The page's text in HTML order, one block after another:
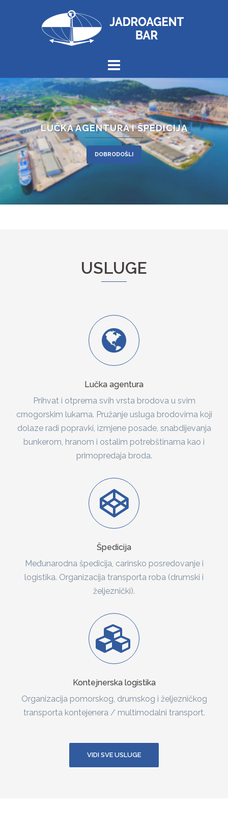
LUČKA AGENTURA I ŠPEDICIJA
DOBRODOŠLI
USLUGE
Lučka agentura
Prihvat i otprema svih vrsta brodova u svim
crnogorskim lukama. Pružanje usluga brodovima koji
dolaze radi popravki, izmjene posade, snabdijevanja
bunkerom, hranom i ostalim potrebštinama kao i
primopredaja broda.
Špedicija
Međunarodna špedicija, carinsko posredovanje i
logistika. Organizacija transporta roba (drumski i
željeznički).
Kontejnerska logistika
Organizacija pomorskog, drumskog i željezničkog
transporta kontejenera / multimodalni transport.
VIDI SVE USLUGE